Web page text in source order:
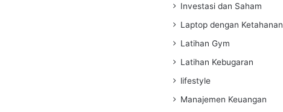
Investasi dan Saham
Laptop dengan Ketahanan
Latihan Gym
Latihan Kebugaran
lifestyle
Manajemen Keuangan